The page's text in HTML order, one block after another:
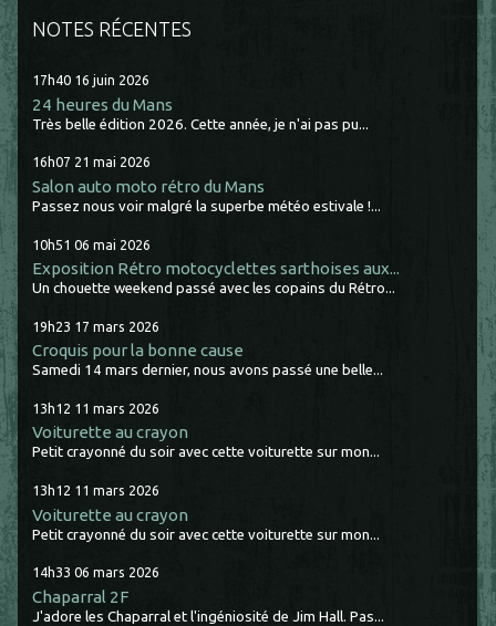
NOTES RÉCENTES
17h40 16 juin 2026
24 heures du Mans
Très belle édition 2026. Cette année, je n'ai pas pu...
16h07 21 mai 2026
Salon auto moto rétro du Mans
Passez nous voir malgré la superbe météo estivale !...
10h51 06 mai 2026
Exposition Rétro motocyclettes sarthoises aux...
Un chouette weekend passé avec les copains du Rétro...
19h23 17 mars 2026
Croquis pour la bonne cause
Samedi 14 mars dernier, nous avons passé une belle...
13h12 11 mars 2026
Voiturette au crayon
Petit crayonné du soir avec cette voiturette sur mon...
13h12 11 mars 2026
Voiturette au crayon
Petit crayonné du soir avec cette voiturette sur mon...
14h33 06 mars 2026
Chaparral 2F
J'adore les Chaparral et l'ingéniosité de Jim Hall. Pas...